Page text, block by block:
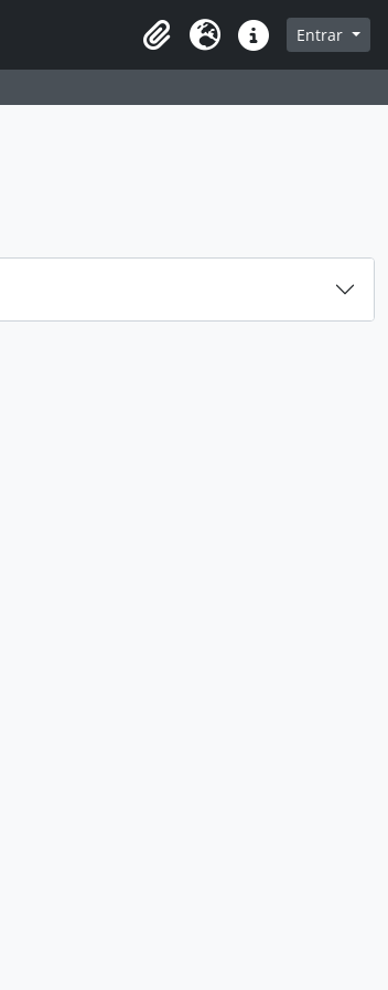
navegação
Idioma Ligações rápidas
Entrar